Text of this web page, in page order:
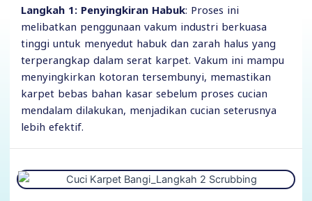
Langkah 1: Penyingkiran Habuk: Proses ini
melibatkan penggunaan vakum industri berkuasa
tinggi untuk menyedut habuk dan zarah halus yang
terperangkap dalam serat karpet. Vakum ini mampu
menyingkirkan kotoran tersembunyi, memastikan
karpet bebas bahan kasar sebelum proses cucian
mendalam dilakukan, menjadikan cucian seterusnya
lebih efektif.